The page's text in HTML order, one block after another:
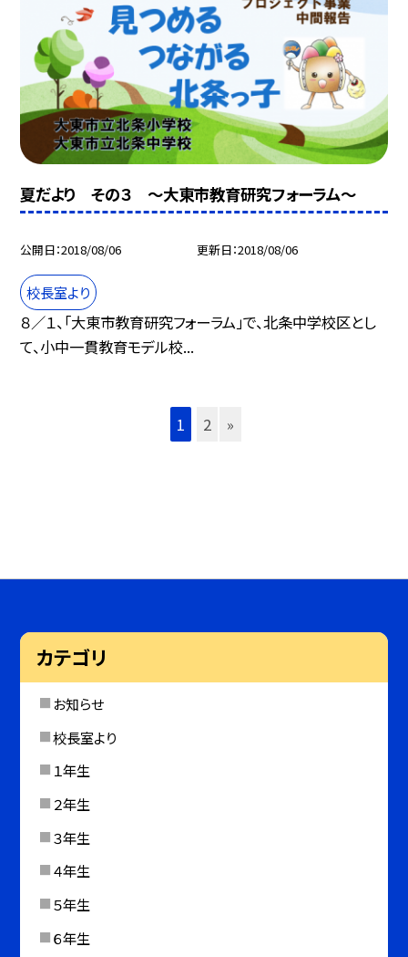
夏だより その３ 〜大東市教育研究フォーラム〜
公開日 2018/08/06 更新日 2018/08/06
校長室より
８／１、「大東市教育研究フォーラム」で、北条中学校区とし
て、小中一貫教育モデル校...
1 2 »
カテゴリ
お知らせ
校長室より
１年生
２年生
３年生
４年生
５年生
６年生